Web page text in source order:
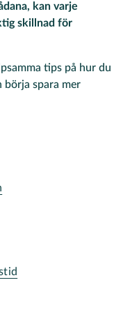
kan varje
skillnad för
tips på hur du
börja spara mer